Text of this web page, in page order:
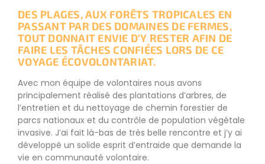
DES PLAGES, AUX FORÊTS TROPICALES EN
PASSANT PAR DES DOMAINES DE FERMES,
TOUT DONNAIT ENVIE D’Y RESTER AFIN DE
FAIRE LES TÂCHES CONFIÉES LORS DE CE
VOYAGE ÉCOVOLONTARIAT.
Avec mon équipe de volontaires nous avons
principalement réalisé des plantations d’arbres, de
l’entretien et du nettoyage de chemin forestier de
parcs nationaux et du contrôle de population végétale
invasive. J’ai fait là-bas de très belle rencontre et j’y ai
développé un solide esprit d’entraide que demande la
vie en communauté volontaire.